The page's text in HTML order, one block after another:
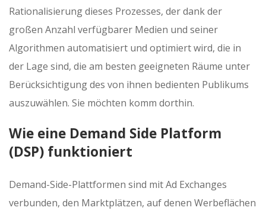
Rationalisierung dieses Prozesses, der dank der
großen Anzahl verfügbarer Medien und seiner
Algorithmen automatisiert und optimiert wird, die in
der Lage sind, die am besten geeigneten Räume unter
Berücksichtigung des von ihnen bedienten Publikums
auszuwählen. Sie möchten komm dorthin.
Wie eine Demand Side Platform
(DSP) funktioniert
Demand-Side-Plattformen sind mit Ad Exchanges
verbunden, den Marktplätzen, auf denen Werbeflächen